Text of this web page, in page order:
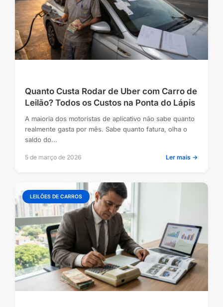
Quanto Custa Rodar de Uber com Carro de
Leilão? Todos os Custos na Ponta do Lápis
A maioria dos motoristas de aplicativo não sabe quanto
realmente gasta por mês. Sabe quanto fatura, olha o
saldo do...
5 de março de 2026 Ler mais →
LEILÕES DE CARROS